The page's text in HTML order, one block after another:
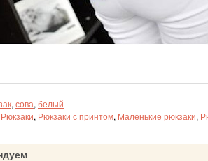
, сова, белый
Рюкзаки, Рюкзаки с принтом, Маленькие рюкзаки,